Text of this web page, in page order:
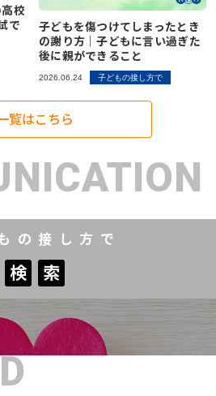
校
で
子どもを傷つけてしまったとき
の謝り方｜子どもに言い過ぎた
後に親ができること
2026.06.24 子どもの接し方で
覧はこちら
の接し方で
検 索
検 索